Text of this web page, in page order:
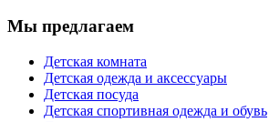
Мы предлагаем
Детская комната
Детская одежда и аксессуары
Детская посуда
Детская спортивная одежда и обувь